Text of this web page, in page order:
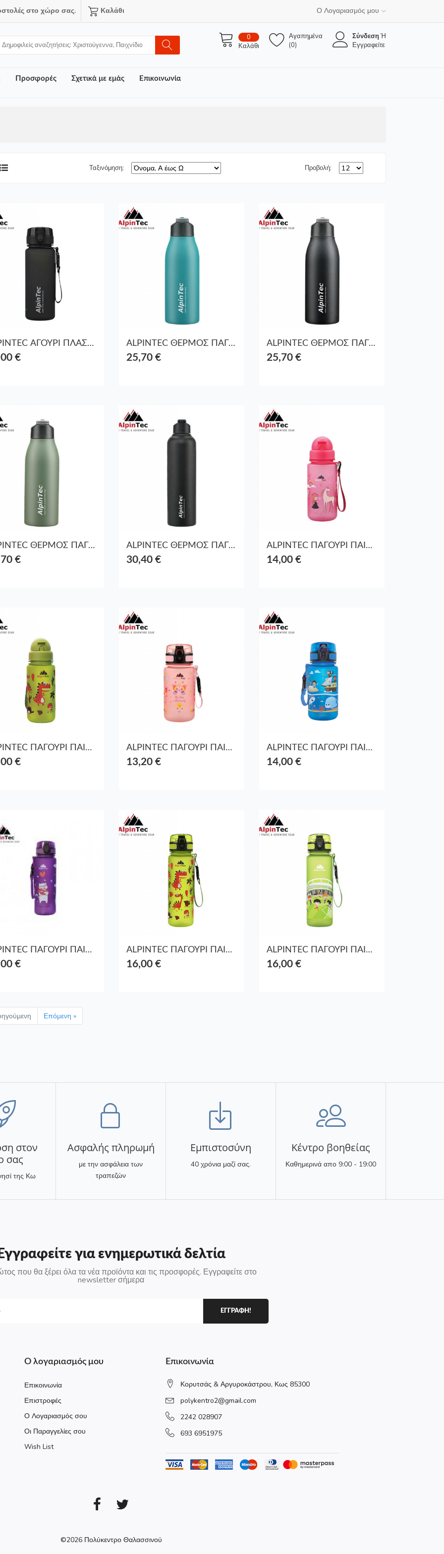
στο χώρο σας. Καλάθι Ο Λογαριασμός μου
0
Καλάθι
Αγαπημένα
(0)
ΣύνδεσηΉ
Εγγραφείτε
Προσφορές Σχετικά με εμάς Επικοινωνία
Ταξινόμηση: Προβολή:
ALPINTEC ΑΓΟΥΡΙ ΠΛΑΣΤ. 650ml T-750BL ΜΑΥΡΟ
€
ALPINTEC ΘΕΡΜΟΣ ΠΑΓΟΥΡΙ ΑΤΣΑΛΙ BPA-FREE 600ml FELLOW ΓΑΛΑΖΙΟ
25,70 €
ALPINTEC ΘΕΡΜΟΣ ΠΑΓΟΥΡΙ ΑΤΣΑΛΙ BPA-FREE 600ml FELLOW ΜΑΥΡΟ
25,70 €
ALPINTEC ΘΕΡΜΟΣ ΠΑΓΟΥΡΙ ΑΤΣΑΛΙ BPA-FREE 600ml FELLOW ΣΚΟΥΡΟ ΠΡΑΣΙΝΟ
€
ALPINTEC ΘΕΡΜΟΣ ΠΑΓΟΥΡΙ ΑΤΣΑΛΙ BPA-FREE 950ml TOUR ΜΑΥΡΟ
30,40 €
ALPINTEC ΠΑΓΟΥΡΙ ΠΑΙΔΙΚΟ ΜΕ ΚΑΛΑΜΑΚΙ ΠΛΑΣΤ. 400ml PRINCESS ΡΟΖ
14,00 €
ALPINTEC ΠΑΓΟΥΡΙ ΠΑΙΔΙΚΟ ΜΕ ΚΑΛΑΜΑΚΙ ΠΛΑΣΤΙΚΟ 400ml DINO ΠΡΑΣΙΝΟ
€
ALPINTEC ΠΑΓΟΥΡΙ ΠΑΙΔΙΚΟ ΠΛΑΣΤΙΚΟ 350ml BUTTERFLY ΡΟΖ
13,20 €
ALPINTEC ΠΑΓΟΥΡΙ ΠΑΙΔΙΚΟ ΠΛΑΣΤΙΚΟ 350ml PIRATES ΜΠΛΕ
14,00 €
ALPINTEC ΠΑΓΟΥΡΙ ΠΑΙΔΙΚΟ ΠΛΑΣΤΙΚΟ 500ml CATS ΜΩΒ
€
ALPINTEC ΠΑΓΟΥΡΙ ΠΑΙΔΙΚΟ ΠΛΑΣΤΙΚΟ 500ml DINO ΠΡΑΣΙΝΟ
16,00 €
ALPINTEC ΠΑΓΟΥΡΙ ΠΑΙΔΙΚΟ ΠΛΑΣΤΙΚΟ 500ml FOOTBALL ΠΡΑΣΙΝΟ
16,00 €
Επόμενη »
στον
σας
της Κω
Ασφαλής πληρωμή
με την ασφάλεια των
τραπεζών
Eμπιστοσύνη
40 χρόνια μαζί σας.
Κέντρο βοηθείας
Καθημερινά απο 9:00 - 19:00
για ενημερωτικά δελτία
που θα ξέρει όλα τα νέα προϊόντα και τις προσφορές. Εγγραφείτε στο
newsletter σήμερα
ΕΓΓΡΑΦΗ!
Ο λογαριασμός μου
Επικοινωνία
Επιστροφές
Ο Λογαριασμός σου
Οι Παραγγελίες σου
Wish List
Επικοινωνία
Κορυτσάς & Αργυροκάστρου, Κως 85300
polykentro2@gmail.com
2242 028907
693 6951975
©2026 Πολύκεντρο Θαλασσινού